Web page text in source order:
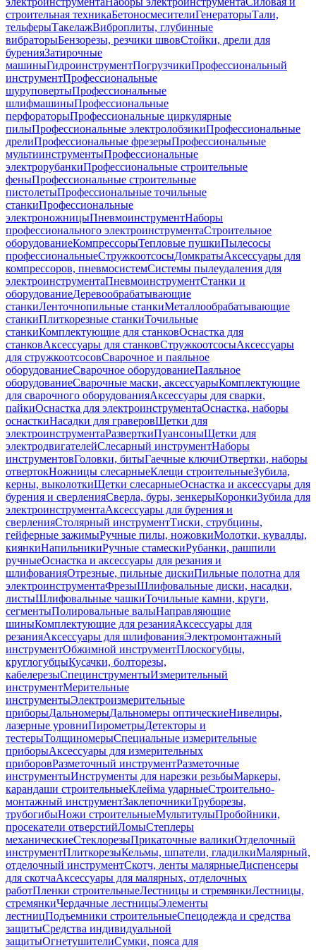
строительная техникаБетоносмесителиГенераторыТали,
тельферыТакелажВиброплиты, глубинные
вибраторыБензорезы, резчики швовСтойки, дрели для
буренияЗатирочные
машиныГидроинструментПогрузчикиПрофессиональный
инструментПрофессиональные
шуруповертыПрофессиональные
шлифмашиныПрофессиональные
перфораторыПрофессиональные циркулярные
пилыПрофессиональные электролобзикиПрофессиональные
дрелиПрофессиональные фрезерыПрофессиональные
мультиинструментыПрофессиональные
электрорубанкиПрофессиональные строительные
феныПрофессиональные строительные
пистолетыПрофессиональные точильные
станкиПрофессиональные
электроножницыПневмоинструментНаборы
профессионального электроинструментаСтроительное
оборудованиеКомпрессорыТепловые пушкиПылесосы
профессиональныеСтружкоотсосыДомкратыАксессуары для
компрессоров, пневмосистемСистемы пылеудаления для
электроинструментаПневмоинструментСтанки и
оборудованиеДеревообрабатывающие
станкиЛенточнопильные станкиМеталлообрабатывающие
станкиПлиткорезные станкиТочильные
станкиКомплектующие для станковОснастка для
станковАксессуары для станковСтружкоотсосыАксессуары
для стружкоотсосовСварочное и паяльное
оборудованиеСварочное оборудованиеПаяльное
оборудованиеСварочные маски, аксессуарыКомплектующие
для сварочного оборудованияАксессуары для сварки,
пайкиОснастка для электроинструментаОснастка, наборы
оснасткиНасадки для граверовЩетки для
электроинструментаРазверткиПуансоныЩетки для
электродвигателейСлесарный инструментНаборы
инструментовГоловки, битыГаечные ключиОтвертки, наборы
отвертокНожницы слесарныеКлещи строительныеЗубила,
керны, выколоткиЩетки слесарныеОснастка и аксессуары для
бурения и сверленияСверла, буры, зенкерыКоронкиЗубила для
электроинструментаАксессуары для бурения и
сверленияСтолярный инструментТиски, струбцины,
гейферные зажимыРучные пилы, ножовкиМолотки, кувалды,
киянкиНапильникиРучные стамескиРубанки, рашпили
ручныеОснастка и аксессуары для резания и
шлифованияОтрезные, пильные дискиПильные полотна для
электроинструментаФрезыШлифовальные диски, насадки,
листыШлифовальные чашкиТочильные камни, круги,
сегментыПолировальные валыНаправляющие
шиныКомплектующие для резанияАксессуары для
резанияАксессуары для шлифованияЭлектромонтажный
инструментОбжимной инструментПлоскогубцы,
круглогубцыКусачки, болторезы,
кабелерезыСпецинструментыИзмерительный
инструментМерительные
инструментыЭлектроизмерительные
приборыДальномерыДальномеры оптическиеНивелиры,
лазерные уровниПирометрыДетекторы и
тестерыТолщиномерыСпециальные измерительные
приборыАксессуары для измерительных
приборовРазметочный инструментРазметочные
инструментыИнструменты для нарезки резьбыМаркеры,
карандаши строительныеКлейма ударныеСтроительно-
монтажный инструментЗаклепочникиТруборезы,
трубогибыНожи строительныеМультитулыПробойники,
просекатели отверстийЛомыСтеплеры
механическиеСтеклорезыПрикаточные валикиОтделочный
инструментПлиткорезыКельмы, шпатели, гладилкиМалярный,
отделочный инструментСкотч, ленты малярныеДиспенсеры
для скотчаАксессуары для малярных, отделочных
работПленки строительныеЛестницы и стремянкиЛестницы,
стремянкиЧердачные лестницыЭлементы
лестницПодъемники строительныеСпецодежда и средства
защитыСредства индивидуальной
защитыОгнетушителиСумки, пояса для